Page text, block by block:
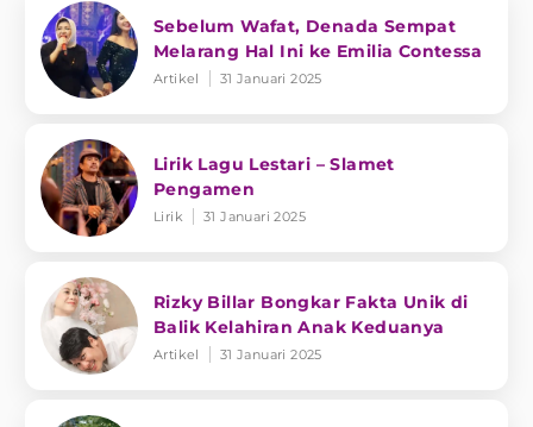
Sebelum Wafat, Denada Sempat
Melarang Hal Ini ke Emilia Contessa
Artikel 31 Januari 2025
Lirik Lagu Lestari – Slamet
Pengamen
Lirik 31 Januari 2025
Rizky Billar Bongkar Fakta Unik di
Balik Kelahiran Anak Keduanya
Artikel 31 Januari 2025